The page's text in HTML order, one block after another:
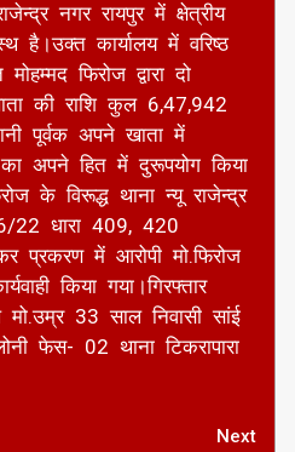
नगर रायपुर में क्षेत्रीय
है।उक्त कार्यालय में वरिष्ठ
फिरोज द्वारा दो
की राशि कुल 6,47,942
पूर्वक अपने खाता में
अपने हित में दुरूपयोग किया
के विरूद्ध थाना न्यू राजेन्द्र
22 धारा 409, 420
प्रकरण में आरोपी मो.फिरोज
किया गया।गिरफ्तार
मो.उम्र 33 साल निवासी सांई
फेस- 02 थाना टिकरापारा
Next